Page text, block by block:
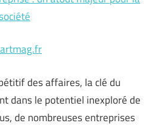
des affaires, la clé du
dans le potentiel inexploré de
de nombreuses entreprises